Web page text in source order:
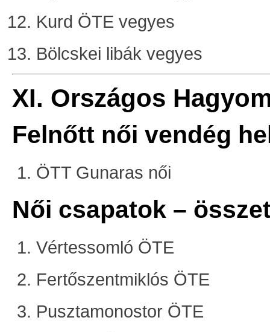
Kurd ÖTE vegyes
Bölcskei libák vegyes
XI. Országos
Felnőtt női vendég
ÖTT Gunaras női
Női csapatok –
Vértessomló ÖTE
Fertőszentmiklós ÖTE
Pusztamonostor ÖTE